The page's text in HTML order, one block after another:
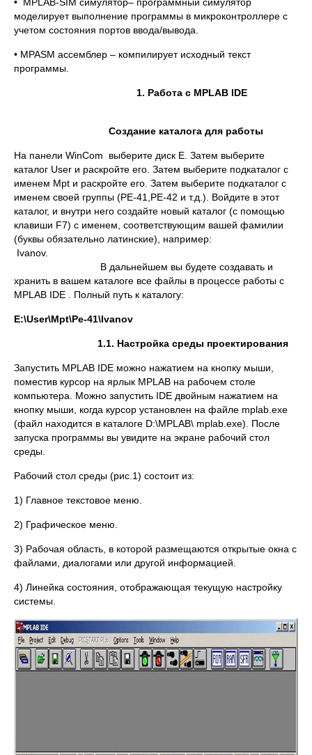
моделирует выполнение программы в микроконтроллере с
учетом состояния портов ввода/вывода.
• MPASM ассемблер – компилирует исходный текст
программы.
1. Работа с MPLAB IDE
Создание каталога для работы
На панели WinCom выберите диск Е. Затем выберите
каталог User и раскройте его. Затем выберите подкаталог с
именем Mpt и раскройте его. Затем выберите подкаталог с
именем своей группы (PE-41,PE-42 и т.д.). Войдите в этот
каталог, и внутри него создайте новый каталог (с помощью
клавиши F7) с именем, соответствующим вашей фамилии
(буквы обязательно латинские), например:
Ivanov.
В дальнейшем вы будете создавать и
хранить в вашем каталоге все файлы в процессе работы с
MPLAB IDE . Полный путь к каталогу:
E:\User\Mpt\Pe-41\Ivanov
1.1. Настройка среды проектирования
Запустить MPLAB IDE можно нажатием на кнопку мыши,
поместив курсор на ярлык MPLAB на рабочем столе
компьютера. Можно запустить IDE двойным нажатием на
кнопку мыши, когда курсор установлен на файле mplab.exe
(файл находится в каталоге D:\MPLAB\ mplab.exe). После
запуска программы вы увидите на экране рабочий стол
среды.
Рабочий стол среды (рис.1) состоит из:
1) Главное текстовое меню.
2) Графическое меню.
3) Рабочая область, в которой размещаются открытые окна с
файлами, диалогами или другой информацией.
4) Линейка состояния, отображающая текущую настройку
системы.